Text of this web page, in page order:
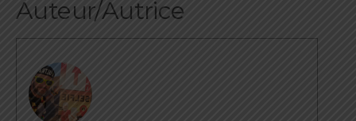
Auteur/Autrice